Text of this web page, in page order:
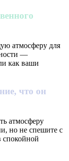
атмосферу для
—
как ваши
что он
атмосферу
но не спешите с
спокойной